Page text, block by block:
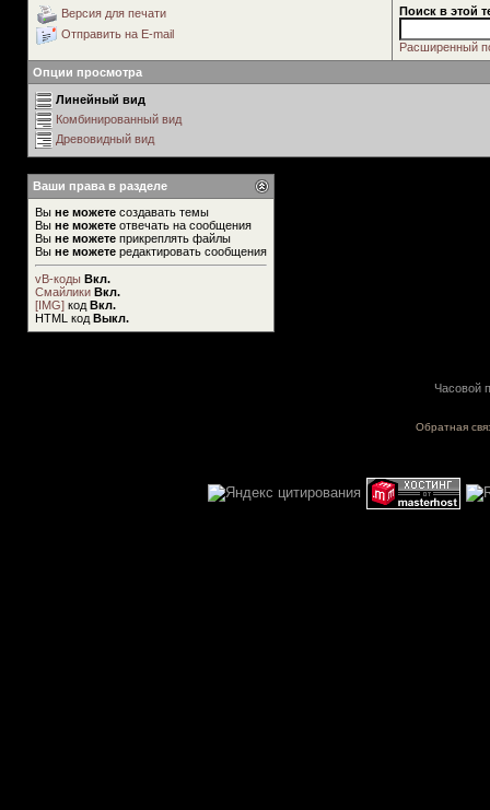
Версия для печати
Отправить на E-mail
Поиск в этой
Расширенный
Опции просмотра
Линейный вид
Комбинированный вид
Древовидный вид
Ваши права в разделе
Вы не можете создавать темы
Вы не можете отвечать на сообщения
Вы не можете прикреплять файлы
Вы не можете редактировать сообщения
vB-коды Вкл.
Смайлики Вкл.
[IMG] код Вкл.
HTML код Выкл.
Часовой
Обратная